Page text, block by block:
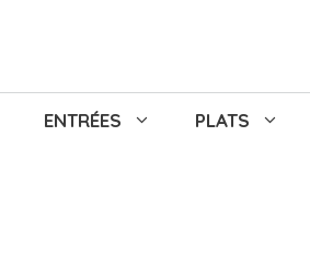
ENTRÉES PLATS